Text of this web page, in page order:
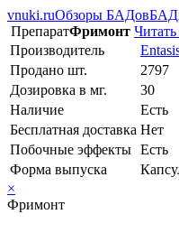
vnuki.ruОбзоры БАДов
ПрепаратФримонт Читать
Производитель
Продано шт.
2797
Дозировка в мг.
30
Наличие
Есть
Бесплатная доставка Нет
Побочные эффекты Есть
Форма выпуска
×
Фримонт